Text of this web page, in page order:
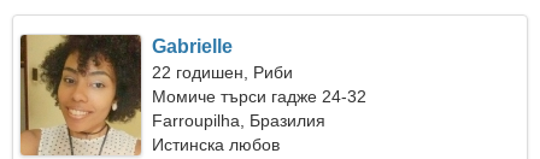
Gabrielle
22 годишен, Риби
Момиче търси гадже 24-32
Farroupilha, Бразилия
Истинска любов